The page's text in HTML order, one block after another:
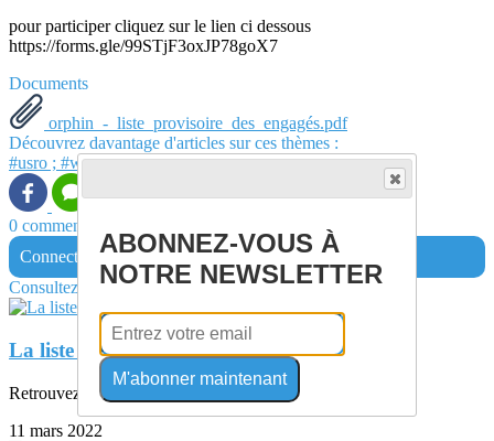
pour participer cliquez sur le lien ci dessous
https://forms.gle/99STjF3oxJP78goX7
Documents
orphin_-_liste_provisoire_des_engagés.pdf
Découvrez davantage d'articles sur ces thèmes :
#usro ; #weareusro#FSGT
0 commentaire(s)
Connectez-vous pour laisser un commentaire
Consultez également
La liste des Engagés villejust plat
Retrouvez en pj la liste des Engagés
11 mars 2022
ABONNEZ-VOUS À
NOTRE NEWSLETTER
M'abonner maintenant